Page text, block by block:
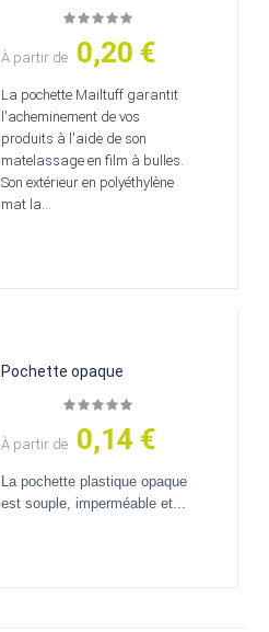
À partir de Prix
0,20 €
La pochette Mailtuff garantit
l'acheminement de vos
produits à l'aide de son
matelassage en film à bulles.
Son extérieur en polyéthylène
mat la...
Pochette opaque
À partir de Prix
0,14 €
La pochette plastique opaque
est souple, imperméable et...